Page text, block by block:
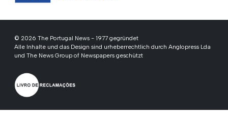
© 2026 The Portugal News - 1977 gegründet
Alle Inhalte und das Design sind urheberrechtlich durch Anglopress Lda
und The News Group of Newspapers geschützt